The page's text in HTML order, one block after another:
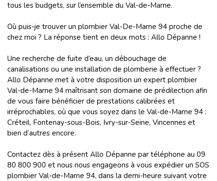
tous les budgets, sur l’ensemble du Val-de-Marne.
Où puis-je trouver un plombier Val-De-Marne 94 proche de
chez moi ? La réponse tient en deux mots : Allo Dépanne !
Une recherche de fuite d’eau, un débouchage de
canalisations ou une installation de plomberie à effectuer ?
Allo Dépanne met à votre disposition un expert plombier
Val-de-Marne 94 maîtrisant son domaine de prédilection afin
de vous faire bénéficier de prestations calibrées et
irréprochables, où que vous soyez dans le Val-de-Marne 94 :
Créteil, Fontenay-sous-Bois, Ivry-sur-Seine, Vincennes et
bien d’autres encore.
Contactez dès à présent Allo Dépanne par téléphone au 09
80 800 900 et nous nous engageons à vous expédier un SOS
plombier Val-de-Marne 94, dans la demi-heure suivant votre